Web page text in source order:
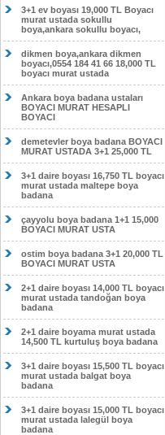
3+1 ev boyası 19,000 TL Boyacı
murat ustada sokullu
boya,ankara sokullu boyacı,
dikmen boya,ankara dikmen
boyacı,0554 184 41 66 18,000 TL
boyacı murat ustada
Ankara boya badana ustaları
BOYACI MURAT HESAPLI
BOYACI
demetevler boya badana BOYACI
MURAT USTADA 3+1 25,000 TL
3+1 daire boyası 16,750 TL boyacı
murat ustada maltepe boya
badana
çayyolu boya badana 1+1 15,000
BOYACI MURAT USTA
ostim boya badana 3+1 20,000 TL
BOYACI MURAT USTA
2+1 daire boyası 14,000 TL boyacı
murat ustada tandoğan boya
badana
2+1 daire boyama murat ustada
14,500 TL kurtuluş boya badana
3+1 daire boyası 15,500 TL boyacı
murat ustada balgat boya
badana
3+1 daire boyası 15,000 TL boyacı
murat ustada lalegül boya
badana